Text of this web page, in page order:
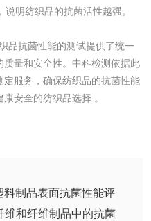
明纺织品的抗菌活性越强。
品抗菌性能的测试提供了统一
量和安全性。中科检测依据此
服务，确保纺织品的抗菌性能
安全的纺织品选择 。
料制品表面抗菌性能评
维和纤维制品中的抗菌
煤质颗粒活性炭检